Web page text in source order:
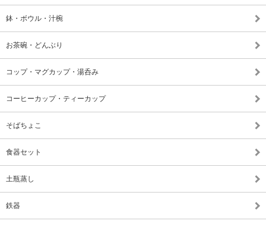
鉢・ボウル・汁椀
お茶碗・どんぶり
コップ・マグカップ・湯呑み
コーヒーカップ・ティーカップ
そばちょこ
食器セット
土瓶蒸し
鉄器